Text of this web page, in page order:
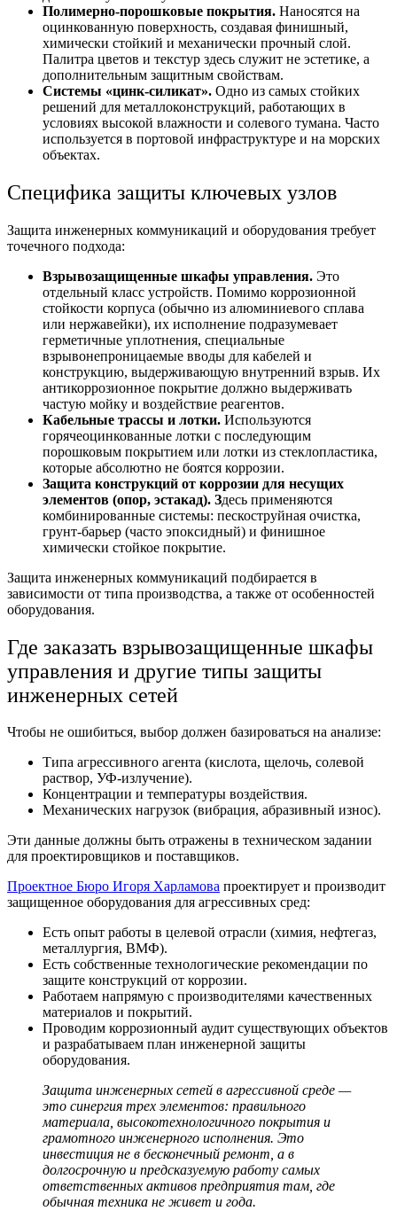
Полимерно-порошковые покрытия. Наносятся на
оцинкованную поверхность, создавая финишный,
химически стойкий и механически прочный слой.
Палитра цветов и текстур здесь служит не эстетике, а
дополнительным защитным свойствам.
Системы «цинк-силикат». Одно из самых стойких
решений для металлоконструкций, работающих в
условиях высокой влажности и солевого тумана. Часто
используется в портовой инфраструктуре и на морских
объектах.
Специфика защиты ключевых узлов
Защита инженерных коммуникаций и оборудования требует
точечного подхода:
Взрывозащищенные шкафы управления. Это
отдельный класс устройств. Помимо коррозионной
стойкости корпуса (обычно из алюминиевого сплава
или нержавейки), их исполнение подразумевает
герметичные уплотнения, специальные
взрывонепроницаемые вводы для кабелей и
конструкцию, выдерживающую внутренний взрыв. Их
антикоррозионное покрытие должно выдерживать
частую мойку и воздействие реагентов.
Кабельные трассы и лотки. Используются
горячеоцинкованные лотки с последующим
порошковым покрытием или лотки из стеклопластика,
которые абсолютно не боятся коррозии.
Защита конструкций от коррозии для несущих
элементов (опор, эстакад). Здесь применяются
комбинированные системы: пескоструйная очистка,
грунт-барьер (часто эпоксидный) и финишное
химически стойкое покрытие.
Защита инженерных коммуникаций подбирается в
зависимости от типа производства, а также от особенностей
оборудования.
Где заказать взрывозащищенные шкафы
управления и другие типы защиты
инженерных сетей
Чтобы не ошибиться, выбор должен базироваться на анализе:
Типа агрессивного агента (кислота, щелочь, солевой
раствор, УФ-излучение).
Концентрации и температуры воздействия.
Механических нагрузок (вибрация, абразивный износ).
Эти данные должны быть отражены в техническом задании
для проектировщиков и поставщиков.
Проектное Бюро Игоря Харламова проектирует и производит
защищенное оборудования для агрессивных сред:
Есть опыт работы в целевой отрасли (химия, нефтегаз,
металлургия, ВМФ).
Есть собственные технологические рекомендации по
защите конструкций от коррозии.
Работаем напрямую с производителями качественных
материалов и покрытий.
Проводим коррозионный аудит существующих объектов
и разрабатываем план инженерной защиты
оборудования.
Защита инженерных сетей в агрессивной среде —
это синергия трех элементов: правильного
материала, высокотехнологичного покрытия и
грамотного инженерного исполнения. Это
инвестиция не в бесконечный ремонт, а в
долгосрочную и предсказуемую работу самых
ответственных активов предприятия там, где
обычная техника не живет и года.